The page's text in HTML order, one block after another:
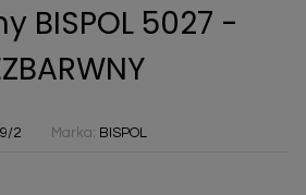
BISPOL 5027 -
2 Marka: BISPOL